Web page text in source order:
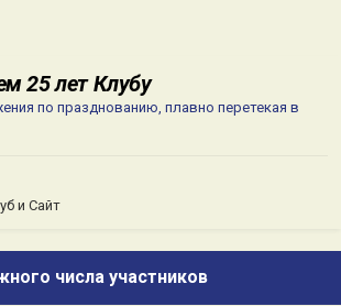
25 лет Клубу
по празднованию, плавно перетекая в
и Сайт
числа участников